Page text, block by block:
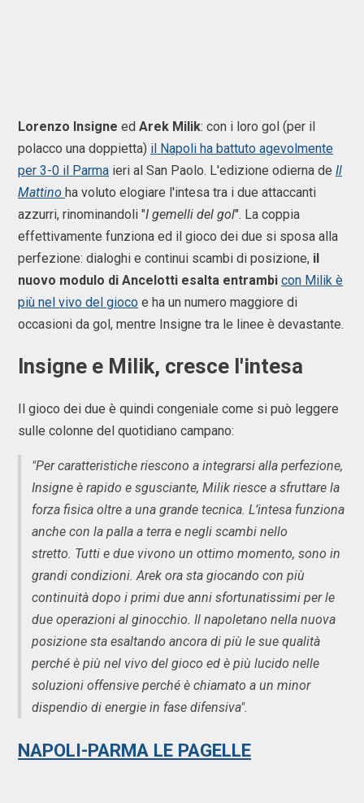
Lorenzo Insigne ed Arek Milik: con i loro gol (per il
polacco una doppietta) il Napoli ha battuto agevolmente
per 3-0 il Parma ieri al San Paolo. L'edizione odierna de Il
Mattino ha voluto elogiare l'intesa tra i due attaccanti
azzurri, rinominandoli "I gemelli del gol". La coppia
effettivamente funziona ed il gioco dei due si sposa alla
perfezione: dialoghi e continui scambi di posizione, il
nuovo modulo di Ancelotti esalta entrambi con Milik è
più nel vivo del gioco e ha un numero maggiore di
occasioni da gol, mentre Insigne tra le linee è devastante.
Insigne e Milik, cresce l'intesa
Il gioco dei due è quindi congeniale come si può leggere
sulle colonne del quotidiano campano:
"Per caratteristiche riescono a integrarsi alla perfezione,
Insigne è rapido e sgusciante, Milik riesce a sfruttare la
forza fisica oltre a una grande tecnica. L’intesa funziona
anche con la palla a terra e negli scambi nello
stretto. Tutti e due vivono un ottimo momento, sono in
grandi condizioni. Arek ora sta giocando con più
continuità dopo i primi due anni sfortunatissimi per le
due operazioni al ginocchio. Il napoletano nella nuova
posizione sta esaltando ancora di più le sue qualità
perché è più nel vivo del gioco ed è più lucido nelle
soluzioni offensive perché è chiamato a un minor
dispendio di energie in fase difensiva".
NAPOLI-PARMA LE PAGELLE